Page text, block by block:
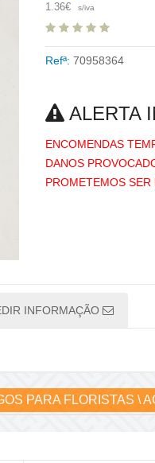
1.36€ s/iva
Refª: 70958364
ALERTA
ENCOMENDAS
DANOS
PROMETEMOS
INFORMAÇÃO
PARA FLORISTAS \